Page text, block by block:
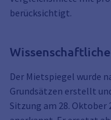
berücksichtigt.
Der Mietspiegel wurde
Grundsätzen erstellt
Sitzung am 28.